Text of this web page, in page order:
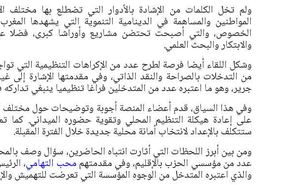
ولم تخل الكلمات من الإشادة بالأدوار التي تضطلع بها مختلف
المواطنين والمساهمة في الدينامية التنموية التي يشهدها
الخصوص، والتي أصبحت تحتضن مشاريع وأوراشا كبرى، فضلا عن
والابتكار والبحث العلمي.
وشكل اللقاء أيضا فرصة لطرح عدد من الإكراهات التنظيمية التي
من التدخلات بالصراحة والنقد الذاتي، وفي مقدمتها الإشارة إلى
جرير، وهو ما اعتبره عدد من المتدخلين فراغا تنظيميا ينبغي
وفي هذا السياق، قدم أعضاء المنصة أجوبة وتوضيحات حول مختلف
على إعادة هيكلة التنظيم المحلي وتقوية حضوره الميداني.
ستتكلف بالإعداد لانتخاب أمانة محلية جديدة خلال الفترة المقبلة.
ومن بين أبرز اللحظات التي أثارت انتباه الحاضرين، سؤال وصف
عدد من مؤسسي الحزب بالإقليم، وفي مقدمتهم محب التهامي،
والذي اعتبره المتدخل من الوجوه المؤسسة التي تعرضت للتهميش